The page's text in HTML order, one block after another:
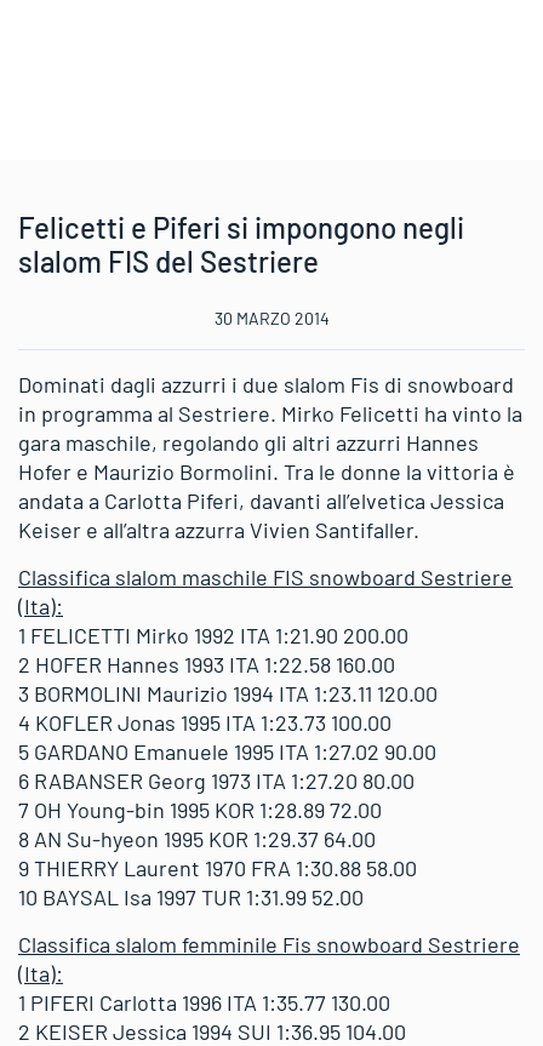
Felicetti e Piferi si impongono negli
slalom FIS del Sestriere
30 MARZO 2014
Dominati dagli azzurri i due slalom Fis di snowboard
in programma al Sestriere. Mirko Felicetti ha vinto la
gara maschile, regolando gli altri azzurri Hannes
Hofer e Maurizio Bormolini. Tra le donne la vittoria è
andata a Carlotta Piferi, davanti all’elvetica Jessica
Keiser e all’altra azzurra Vivien Santifaller.
Classifica slalom maschile FIS snowboard Sestriere
(Ita):
1 FELICETTI Mirko 1992 ITA 1:21.90 200.00
2 HOFER Hannes 1993 ITA 1:22.58 160.00
3 BORMOLINI Maurizio 1994 ITA 1:23.11 120.00
4 KOFLER Jonas 1995 ITA 1:23.73 100.00
5 GARDANO Emanuele 1995 ITA 1:27.02 90.00
6 RABANSER Georg 1973 ITA 1:27.20 80.00
7 OH Young-bin 1995 KOR 1:28.89 72.00
8 AN Su-hyeon 1995 KOR 1:29.37 64.00
9 THIERRY Laurent 1970 FRA 1:30.88 58.00
10 BAYSAL Isa 1997 TUR 1:31.99 52.00
Classifica slalom femminile Fis snowboard Sestriere
(Ita):
1 PIFERI Carlotta 1996 ITA 1:35.77 130.00
2 KEISER Jessica 1994 SUI 1:36.95 104.00